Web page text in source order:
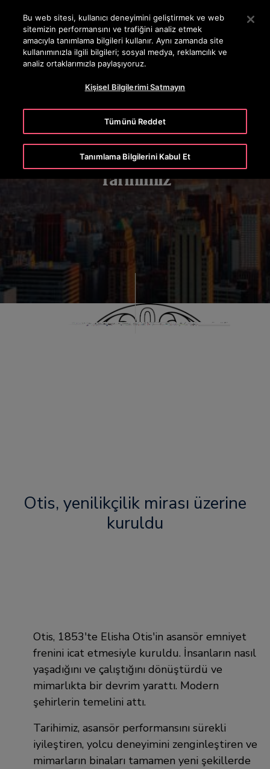
Ana İçeriğe atlamak için Enter tuşuna basın
ARA
Tarihimiz
Otis, yenilikçilik mirası üzerine
kuruldu
Otis, 1853'te Elisha Otis'in asansör emniyet
frenini icat etmesiyle kuruldu. İnsanların nasıl
yaşadığını ve çalıştığını dönüştürdü ve
mimarlıkta bir devrim yarattı. Modern
şehirlerin temelini attı.
Tarihimiz, asansör performansını sürekli
iyileştiren, yolcu deneyimini zenginleştiren ve
mimarların binaları tamamen yeni şekillerde
Bu web sitesi, kullanıcı deneyimini geliştirmek ve web
sitemizin performansını ve trafiğini analiz etmek
amacıyla tanımlama bilgileri kullanır. Aynı zamanda site
kullanımınızla ilgili bilgileri; sosyal medya, reklamcılık ve
analiz ortaklarımızla paylaşıyoruz.
Kişisel Bilgilerimi Satmayın
Tümünü Reddet
Tanımlama Bilgilerini Kabul Et